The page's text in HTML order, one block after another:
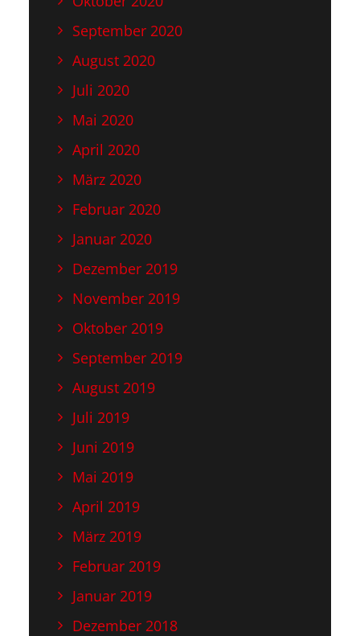
September 2020
August 2020
Juli 2020
Mai 2020
April 2020
März 2020
Februar 2020
Januar 2020
Dezember 2019
November 2019
Oktober 2019
September 2019
August 2019
Juli 2019
Juni 2019
Mai 2019
April 2019
März 2019
Februar 2019
Januar 2019
Dezember 2018